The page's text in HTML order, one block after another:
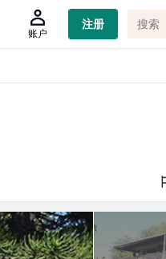
账户
注册